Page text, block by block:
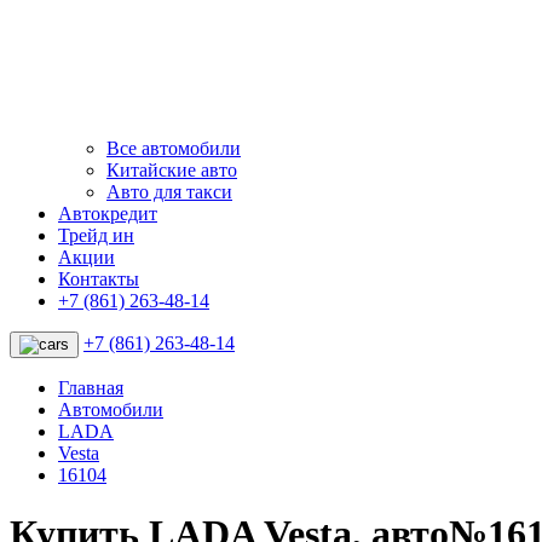
Все автомобили
Китайские авто
Авто для такси
Автокредит
Трейд ин
Акции
Контакты
+7 (861) 263-48-14
+7 (861) 263-48-14
Главная
Автомобили
LADA
Vesta
16104